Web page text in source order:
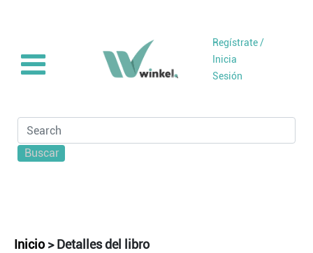
Regístrate /
Inicia
Sesión
Buscar
Inicio >Detalles del libro